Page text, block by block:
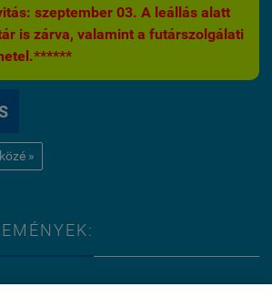
szeptember 03. A leállás alatt
is zárva, valamint a futárszolgálati
»